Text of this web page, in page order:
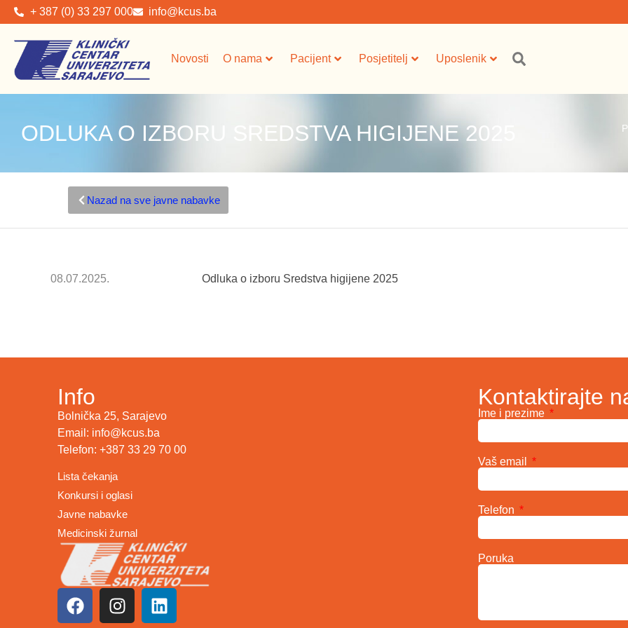
+ 387 (0) 33 297 000 info@kcus.ba
Novosti O nama Pacijent Posjetitelj Uposlenik
ODLUKA O IZBORU SREDSTVA HIGIJENE 2025
Nazad na sve javne nabavke
08.07.2025. Odluka o izboru Sredstva higijene 2025
Info
Bolnička 25, Sarajevo
Email: info@kcus.ba
Telefon: +387 33 29 70 00
Lista čekanja
Konkursi i oglasi
Javne nabavke
Medicinski žurnal
Kontaktirajte
Ime i prezime
Vaš email
Telefon
Poruka